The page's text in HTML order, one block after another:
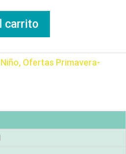
carrito
Niño, Ofertas Primavera-